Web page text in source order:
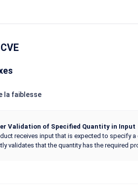
la faiblesse
Validation of Specified Quantity in Input
receives input that is expected to specify
validates that the quantity has the required